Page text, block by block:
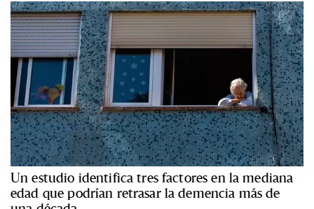
Un estudio identifica tres factores en la mediana
edad que podrían retrasar la demencia más de